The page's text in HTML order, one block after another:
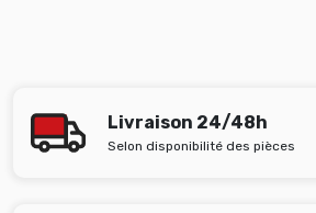
Livraison 24/48h
Selon disponibilité des pièces